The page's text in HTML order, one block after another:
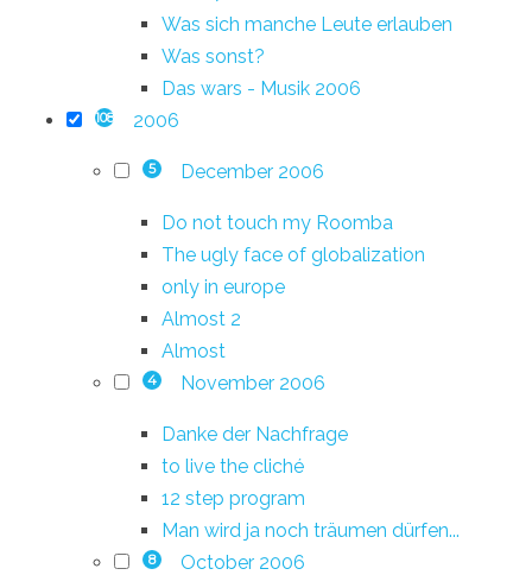
Was sich manche Leute erlauben
Was sonst?
Das wars - Musik 2006
108 2006
5 December 2006
Do not touch my Roomba
The ugly face of globalization
only in europe
Almost 2
Almost
4 November 2006
Danke der Nachfrage
to live the cliché
12 step program
Man wird ja noch träumen dürfen...
8 October 2006